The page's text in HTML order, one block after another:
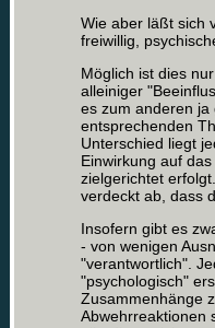
Wie aber läßt sich
freiwillig,
Möglich ist dies
alleiniger
es zum anderen ja
entsprechenden
Unterschied liegt
Einwirkung auf
zielgerichtet
verdeckt ab, dass
Insofern gibt es
- von wenigen
"verantwortlich".
"psychologisch"
Zusammenhänge
Abwehrreaktionen